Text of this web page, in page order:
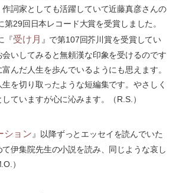
詞家としても活躍していて近藤真彦さんの
第29回日本レコード大賞を受賞しました。
『受け月 』で第107回芥川賞を受賞してい
会いしてみると無頼漢な印象を受けるのです
んだ人生を歩んでいるようにも思えます。
を切り取ったような短編集です。やさしく
ていますが心に沁みます。（R.S.）
ション』以降ずっとエッセイを読んでいた
伊集院先生の小説を読み、同じような哀し
）